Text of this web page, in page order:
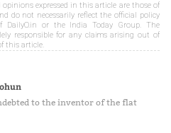
opinions expressed in this article are those of
do not necessarily reflect the official policy
DailyO.in or the India Today Group. The
responsible for any claims arising out of
this article.
to the inventor of the flat